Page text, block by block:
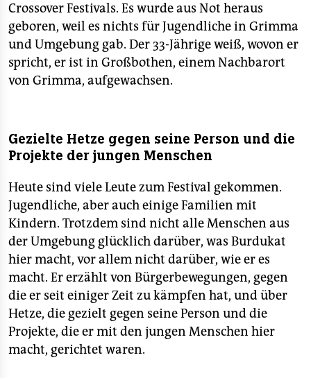
Crossover Festivals. Es wurde aus Not heraus
geboren, weil es nichts für Jugendliche in Grimma
und Umgebung gab. Der 33-Jährige weiß, wovon er
spricht, er ist in Großbothen, einem Nachbarort
von Grimma, aufgewachsen.
Gezielte Hetze gegen seine Person und die
Projekte der jungen Menschen
Heute sind viele Leute zum Festival gekommen.
Jugendliche, aber auch einige Familien mit
Kindern. Trotzdem sind nicht alle Menschen aus
der Umgebung glücklich darüber, was Burdukat
hier macht, vor allem nicht darüber, wie er es
macht. Er erzählt von Bürgerbewegungen, gegen
die er seit einiger Zeit zu kämpfen hat, und über
Hetze, die gezielt gegen seine Person und die
Projekte, die er mit den jungen Menschen hier
macht, gerichtet waren.